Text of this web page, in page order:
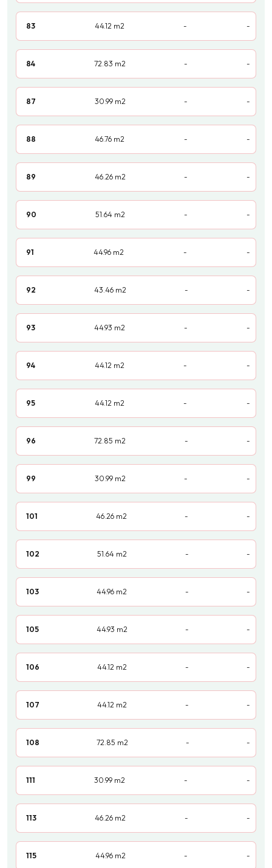
83 44.12 m2 - -
84 72.83 m2 - -
87 30.99m2 - -
88 46.76 m2 - -
89 46.26m2 - -
90 51.64 m2 - -
91 44.96 m2 - -
92 43.46 m2 - -
93 44.93 m2 - -
94 44.12 m2 - -
95 44.12 m2 - -
96 72.85 m2 - -
99 30.99m2 - -
101 46.26m2 - -
102 51.64 m2 - -
103 44.96 m2 - -
105 44.93 m2 - -
106 44.12 m2 - -
107 44.12 m2 - -
108 72.85 m2 - -
111 30.99 m2 - -
113 46.26 m2 - -
115 44.96m2 - -